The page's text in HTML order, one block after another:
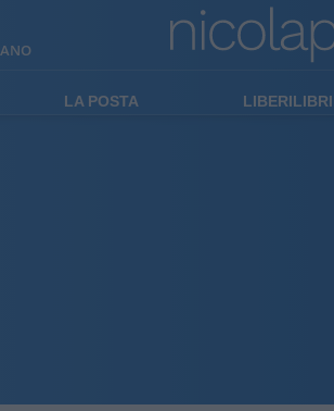
LA POSTA LIBERILIBRI